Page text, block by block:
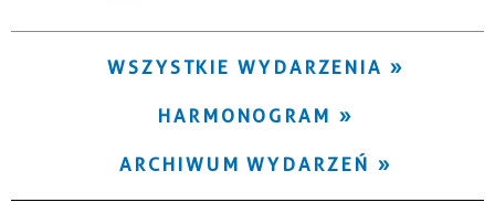
WSZYSTKIE WYDARZENIA
HARMONOGRAM
ARCHIWUM WYDARZEŃ